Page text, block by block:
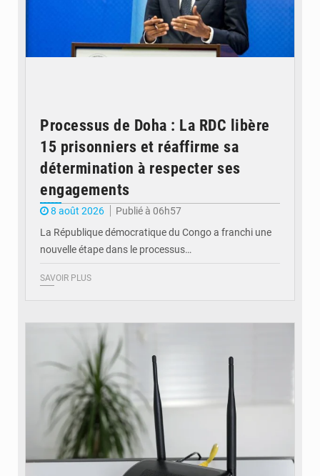
Processus de Doha : La RDC libère
15 prisonniers et réaffirme sa
détermination à respecter ses
engagements
8 août 2026
Publié à 06h57
La République démocratique du Congo a franchi une
nouvelle étape dans le processus…
SAVOIR PLUS